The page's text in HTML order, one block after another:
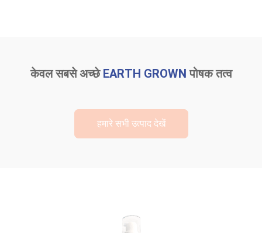
केवल सबसे अच्छे EARTH GROWN पोषक तत्व
हमारे सभी उत्पाद देखें